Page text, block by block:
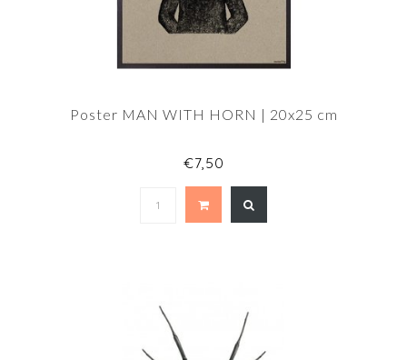
Poster MAN WITH HORN | 20x25 cm
€7,50